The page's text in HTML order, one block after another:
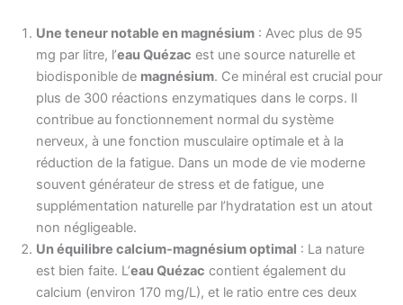
Une teneur notable en magnésium : Avec plus de 95
mg par litre, l’eau Quézac est une source naturelle et
biodisponible de magnésium. Ce minéral est crucial pour
plus de 300 réactions enzymatiques dans le corps. Il
contribue au fonctionnement normal du système
nerveux, à une fonction musculaire optimale et à la
réduction de la fatigue. Dans un mode de vie moderne
souvent générateur de stress et de fatigue, une
supplémentation naturelle par l’hydratation est un atout
non négligeable.
Un équilibre calcium-magnésium optimal : La nature
est bien faite. L’eau Quézac contient également du
calcium (environ 170 mg/L), et le ratio entre ces deux